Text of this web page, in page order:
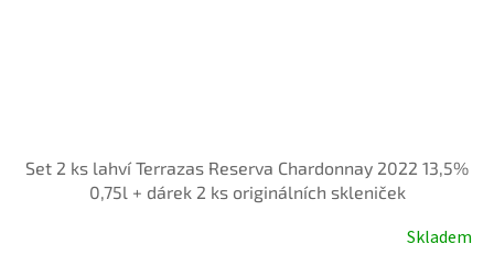
Set 2 ks lahví Terrazas Reserva Chardonnay 2022 13,5%
0,75l + dárek 2 ks originálních skleniček
Skladem